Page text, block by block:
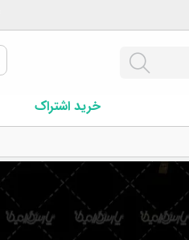
خرید اشتراک